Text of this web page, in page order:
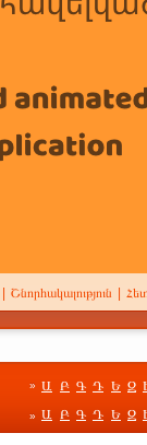
Շնորհակալություն
» Ա Բ Գ Դ Ե Զ
» Ա Բ Գ Դ Ե Զ